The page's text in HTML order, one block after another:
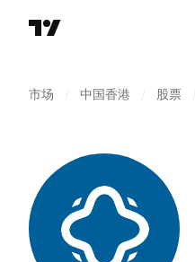
市场 中国香港 股票